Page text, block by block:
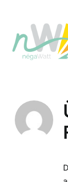
springen